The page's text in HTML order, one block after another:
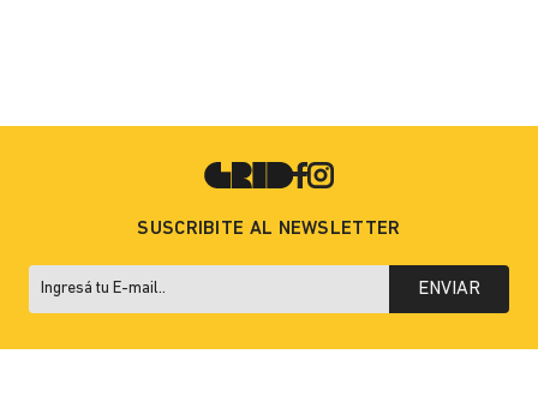
SUSCRIBITE AL NEWSLETTER
ENVIAR